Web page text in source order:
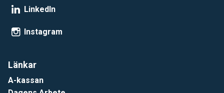
LinkedIn
Instagram
Länkar
A-kassan